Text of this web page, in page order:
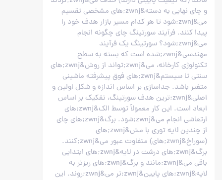
و چای نهایی به دسته&zwnj;های مشخصی تقسیم
می&zwnj;شود تا هر کدام مسیر بازار هدف خود را
پیدا کنند. فرآیند سورتینگ چای چگونه انجام
می&zwnj;شود؟ سورتینگ یک فرآیند
مهندسی&zwnj;شده است که بسته به سطح
تکنولوژی کارخانه، می&zwnj;تواند از روش&zwnj;های
سنتی تا سیستم&zwnj;های فوق پیشرفته ماشینی
متغیر باشد. جداسازی بر اساس اندازه و شکل اولین و
اصلی&zwnj;ترین هدف سورتینگ، تفکیک بر اساس
ابعاد است. این کار معمولاً توسط الک&zwnj;های
ارتعاشی انجام می&zwnj;شود. برگ&zwnj;های چای
از چندین لایه توری با مش&zwnj;های
(سوراخ&zwnj;های) متفاوت عبور می&zwnj;کنند.
برگ&zwnj;های درشت در لایه&zwnj;های ابتدایی
باقی می&zwnj;مانند و برگ&zwnj;های ریزتر به
لایه&zwnj;های پایین&zwnj;تر می&zwnj;روند. این